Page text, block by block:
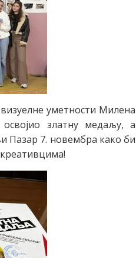
уметности Милена
златну медаљу, а
Пазар 7. новембра како би